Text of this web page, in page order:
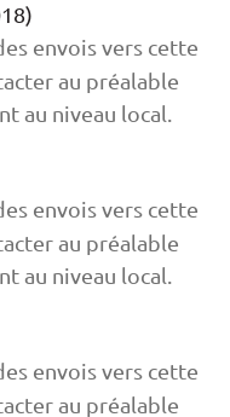
envois vers cette
au préalable
au niveau local.
envois vers cette
au préalable
au niveau local.
envois vers cette
au préalable